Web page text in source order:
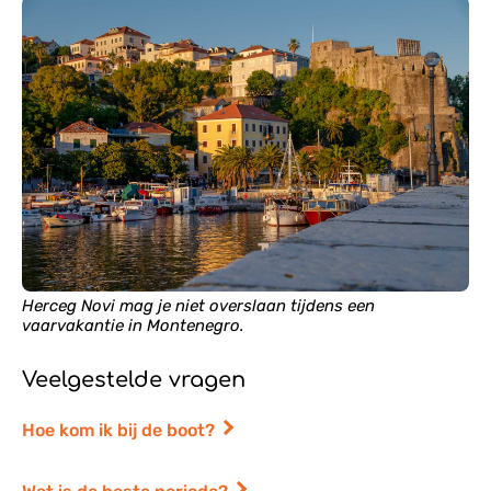
Herceg Novi mag je niet overslaan tijdens een
vaarvakantie in Montenegro.
Veelgestelde vragen
Hoe kom ik bij de boot?